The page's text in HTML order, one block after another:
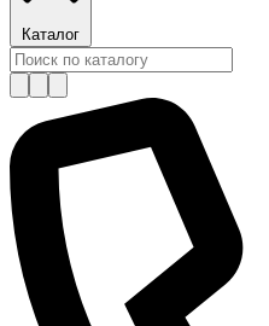
Каталог